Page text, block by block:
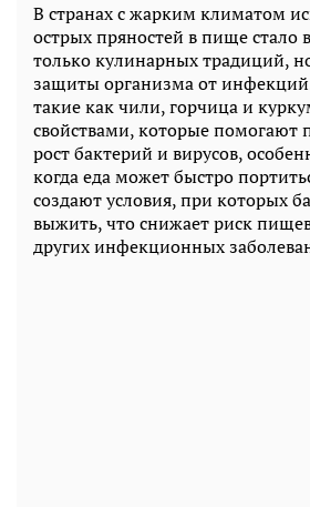
В странах с жарким климатом
острых пряностей в пище стало
только кулинарных традиций,
защиты организма от
такие как чили, горчица и
свойствами, которые помогают
рост бактерий и вирусов,
когда еда может быстро
создают условия, при которых
выжить, что снижает риск
других инфекционных